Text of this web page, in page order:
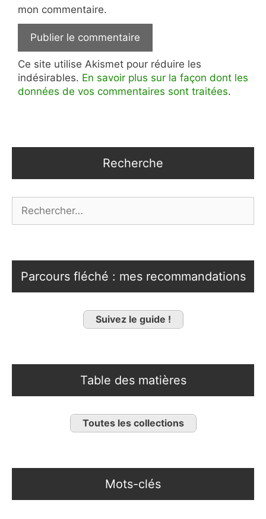
mon commentaire.
Ce site utilise Akismet pour réduire les
indésirables. En savoir plus sur la façon dont les
données de vos commentaires sont traitées.
Recherche
Parcours fléché : mes recommandations
Suivez le guide !
Table des matières
Toutes les collections
Mots-clés